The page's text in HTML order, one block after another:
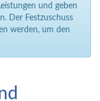
und geben
Der Festzuschuss
werden, um den